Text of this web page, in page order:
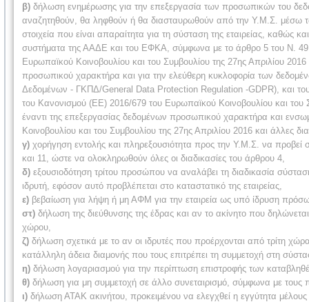
β) δήλωση ενημέρωσης για την επεξεργασία των προσωπικών του
αναζητηθούν, θα ληφθούν ή θα διασταυρωθούν από την Υ.Μ.Σ. μέσω
στοιχεία που είναι απαραίτητα για τη σύσταση της εταιρείας,
συστήματα της ΑΑΔΕ και του ΕΦΚΑ, σύμφωνα με το άρθρο 5 του Ν.
Ευρωπαϊκού Κοινοβουλίου και του Συμβουλίου της 27ης Απριλίου
προσωπικού χαρακτήρα και για την ελεύθερη κυκλοφορία των
Δεδομένων - ΓΚΠΔ/General Data Protection Regulation -GDPR), και
του Κανονισμού (ΕΕ) 2016/679 του Ευρωπαϊκού Κοινοβουλίου και
έναντι της επεξεργασίας δεδομένων προσωπικού χαρακτήρα και
Κοινοβουλίου και του Συμβουλίου της 27ης Απριλίου 2016 και άλλες
γ) χορήγηση εντολής και πληρεξουσιότητα προς την Υ.Μ.Σ. να προβεί
και 11, ώστε να ολοκληρωθούν όλες οι διαδικασίες του άρθρου 4,
δ) εξουσιοδότηση τρίτου προσώπου να αναλάβει τη διαδικασία
ιδρυτή, εφόσον αυτό προβλέπεται στο καταστατικό της εταιρείας,
ε) βεβαίωση για λήψη ή μη ΑΦΜ για την εταιρεία ως υπό ίδρυση
στ) δήλωση της διεύθυνσης της έδρας και αν το ακίνητο που
χώρου,
ζ) δήλωση σχετικά με το αν οι ιδρυτές που προέρχονται από τρίτη
κατάλληλη άδεια διαμονής που τους επιτρέπει τη συμμετοχή στη
η) δήλωση λογαριασμού για την περίπτωση επιστροφής των
θ) δήλωση για μη συμμετοχή σε άλλο συνεταιρισμό, σύμφωνα με τους
ι) δήλωση ΑΤΑΚ ακινήτου, προκειμένου να ελεγχθεί η εγγύτητα